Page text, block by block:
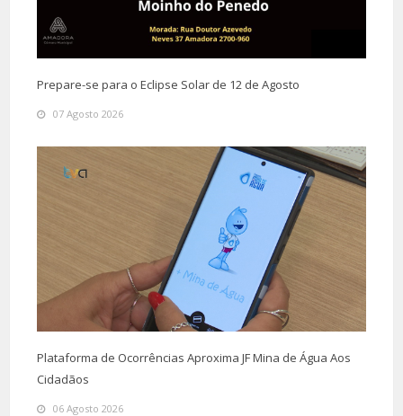
Prepare-se para o Eclipse Solar de 12 de Agosto
07 Agosto 2026
Plataforma de Ocorrências Aproxima JF Mina de Água Aos
Cidadãos
06 Agosto 2026